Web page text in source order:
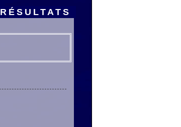
RÉSULTATS